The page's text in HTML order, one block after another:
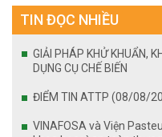
TIN ĐỌC NHIỀU
GIẢI PHÁP KHỬ KHUẨN,
DỤNG CỤ CHẾ BIẾN
ĐIỂM TIN ATTP (08/08/
VINAFOSA và Viện